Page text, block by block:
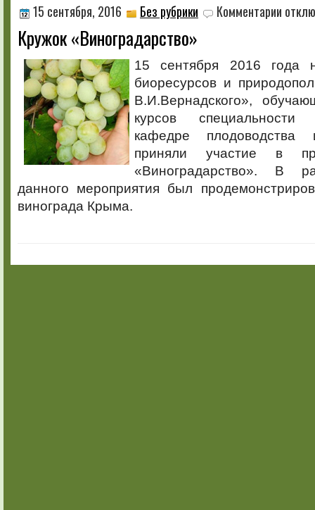
15 сентября, 2016 Без рубрики Комментарии записи
Кружок «Виноградарство»
15 сентября 2016 года
биоресурсов и
В.И.Вернадского»,
курсов
кафедре плодоводства
приняли участие в
«Виноградарство». В
данного мероприятия был
винограда Крыма.